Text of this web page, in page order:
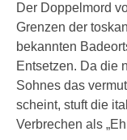
Der Doppelmord
Grenzen der
bekannten
Entsetzen. Da die
Sohnes das
scheint, stuft die
Verbrechen als